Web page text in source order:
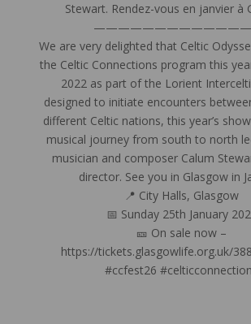
Stewart. Rendez-vous en janvier à
We are very delighted that Celtic
the Celtic Connections program this
2022 as part of the Lorient
designed to initiate encounters
different Celtic nations, this year’s
musical journey from south to north
musician and composer Calum
director. See you in Glasgow in
📍 City Halls, Glasgow
📅 Sunday 25th January
🎫 On sale now –
https://tickets.glasgowlife.org.uk/
#ccfest26